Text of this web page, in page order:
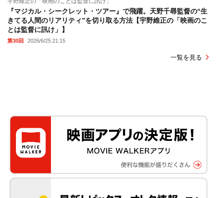
『マジカル・シークレット・ツアー』で飛躍。天野千尋監督の“生
きてる人間のリアリティ”を切り取る方法【宇野維正の「映画のこ
とは監督に訊け」】
第30回 2026/6/25 21:15
一覧を見る